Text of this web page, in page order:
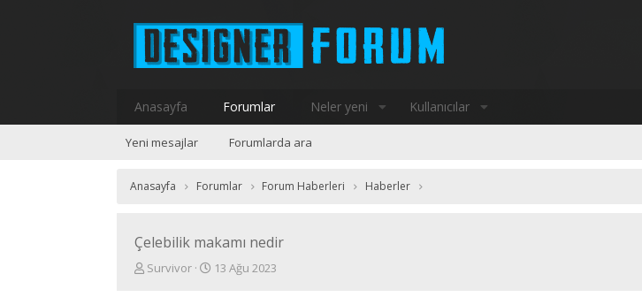
Anasayfa Forumlar Neler yeni Kullanıcılar
Yeni mesajlar Forumlarda ara
Anasayfa Forumlar Forum Haberleri Haberler
Çelebilik makamı nedir
K
Survivor
B13 Ağu 2023